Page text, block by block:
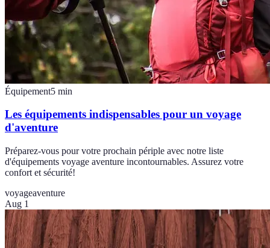
Équipement5 min
Les équipements indispensables pour un voyage
d'aventure
Préparez-vous pour votre prochain périple avec notre liste
d'équipements voyage aventure incontournables. Assurez votre
confort et sécurité!
voyageaventure
Aug 1